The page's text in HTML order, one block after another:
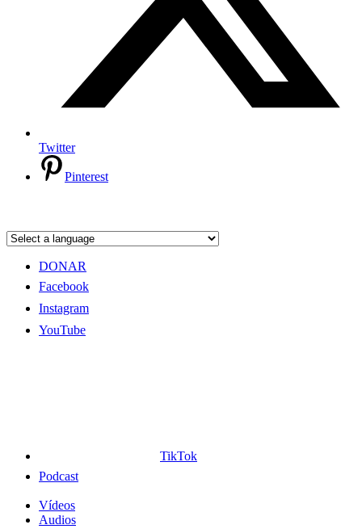
Twitter
Pinterest
DONAR
Facebook
Instagram
YouTube
TikTok
Podcast
Vídeos
Audios